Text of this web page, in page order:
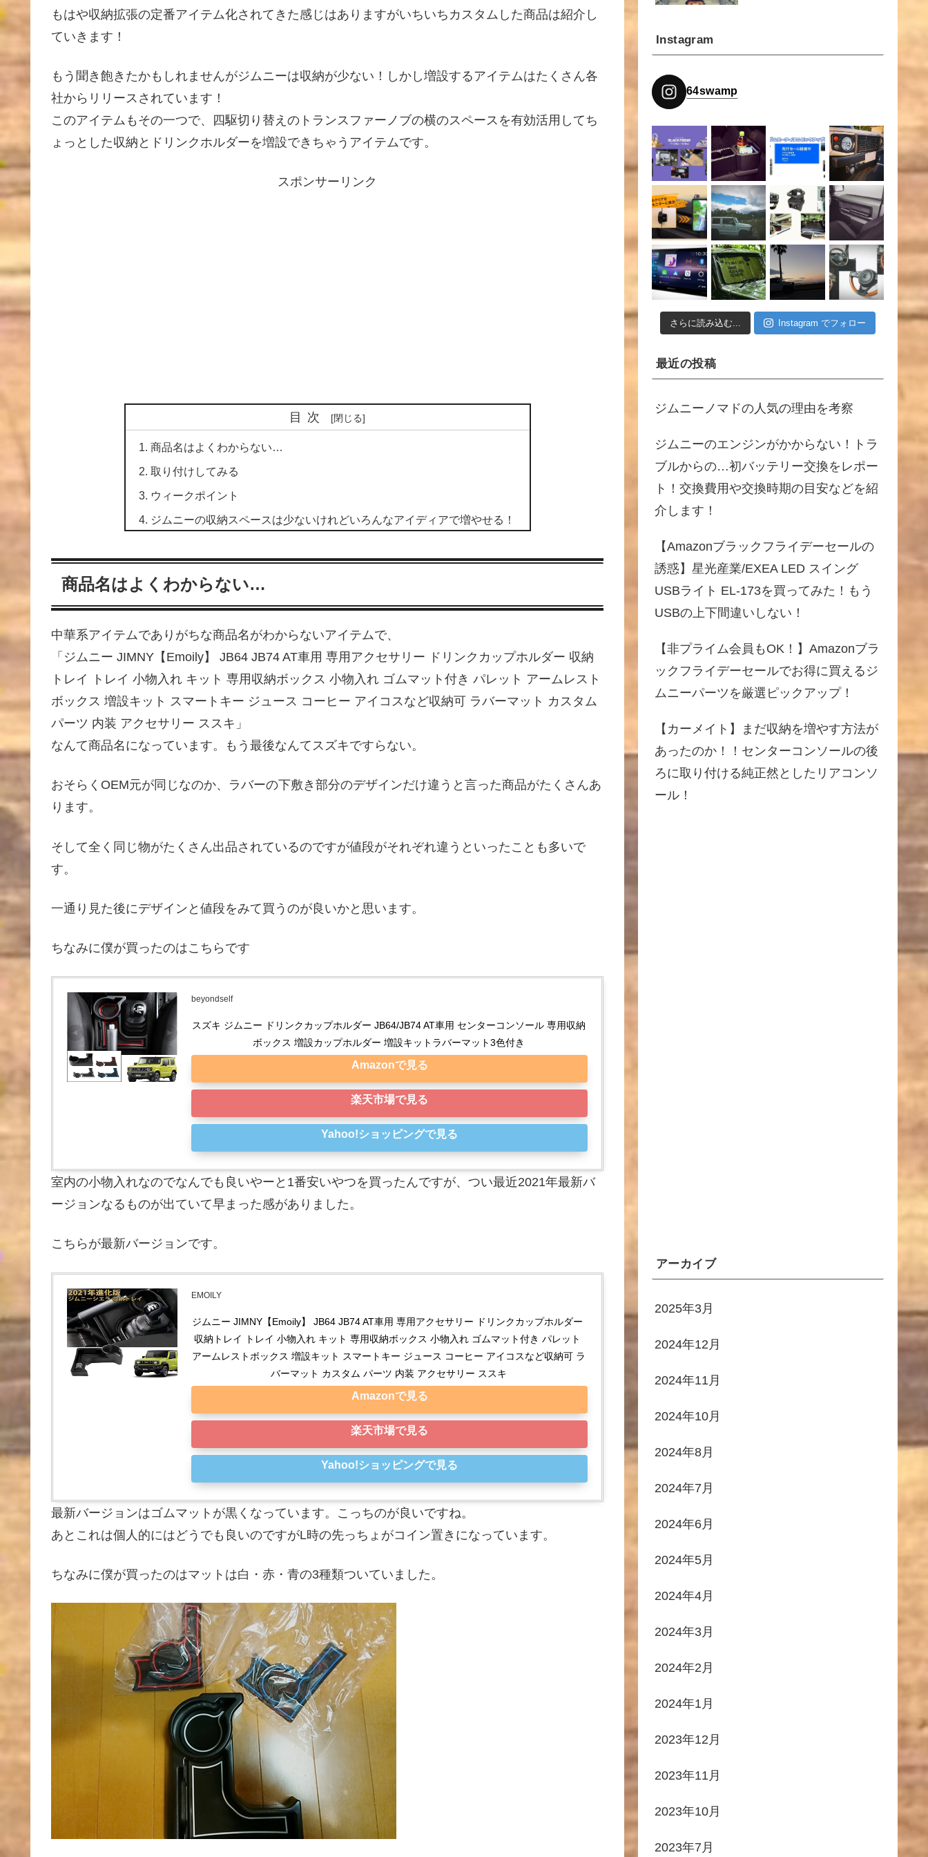
もはや収納拡張の定番アイテム化されてきた感じはありますがいちいちカスタムした商品は紹介し
ていきます！
もう聞き飽きたかもしれませんがジムニーは収納が少ない！しかし増設するアイテムはたくさん各
社からリリースされています！
このアイテムもその一つで、四駆切り替えのトランスファーノブの横のスペースを有効活用してち
ょっとした収納とドリンクホルダーを増設できちゃうアイテムです。
スポンサーリンク
目次
商品名はよくわからない…
取り付けしてみる
ウィークポイント
ジムニーの収納スペースは少ないけれどいろんなアイディアで増やせる！
商品名はよくわからない…
中華系アイテムでありがちな商品名がわからないアイテムで、
「ジムニー JIMNY【Emoily】 JB64 JB74 AT車用 専用アクセサリー ドリンクカップホルダー 収納
トレイ トレイ 小物入れ キット 専用収納ボックス 小物入れ ゴムマット付き パレット アームレスト
ボックス 増設キット スマートキー ジュース コーヒー アイコスなど収納可 ラバーマット カスタム
パーツ 内装 アクセサリー ススキ」
なんて商品名になっています。もう最後なんてスズキですらない。
おそらくOEM元が同じなのか、ラバーの下敷き部分のデザインだけ違うと言った商品がたくさんあ
ります。
そして全く同じ物がたくさん出品されているのですが値段がそれぞれ違うといったことも多いで
す。
一通り見た後にデザインと値段をみて買うのが良いかと思います。
ちなみに僕が買ったのはこちらです
beyondself
スズキ ジムニー ドリンクカップホルダー JB64/JB74 AT車用 センターコンソール 専用収納
ボックス 増設カップホルダー 増設キットラバーマット3色付き
Amazonで見る
楽天市場で見る
Yahoo!ショッピングで見る
室内の小物入れなのでなんでも良いやーと1番安いやつを買ったんですが、つい最近2021年最新バ
ージョンなるものが出ていて早まった感がありました。
こちらが最新バージョンです。
EMOILY
ジムニー JIMNY【Emoily】 JB64 JB74 AT車用 専用アクセサリー ドリンクカップホルダー
収納トレイ トレイ 小物入れ キット 専用収納ボックス 小物入れ ゴムマット付き パレット
アームレストボックス 増設キット スマートキー ジュース コーヒー アイコスなど収納可 ラ
バーマット カスタム パーツ 内装 アクセサリー ススキ
Amazonで見る
楽天市場で見る
Yahoo!ショッピングで見る
最新バージョンはゴムマットが黒くなっています。こっちのが良いですね。
あとこれは個人的にはどうでも良いのですがL時の先っちょがコイン置きになっています。
ちなみに僕が買ったのはマットは白・赤・青の3種類ついていました。
Instagram
64swamp
さらに読み込む... Instagram でフォロー
最近の投稿
ジムニーノマドの人気の理由を考察
ジムニーのエンジンがかからない！トラ
ブルからの…初バッテリー交換をレポー
ト！交換費用や交換時期の目安などを紹
介します！
【Amazonブラックフライデーセールの
誘惑】星光産業/EXEA LED スイング
USBライト EL-173を買ってみた！もう
USBの上下間違いしない！
【非プライム会員もOK！】Amazonブラ
ックフライデーセールでお得に買えるジ
ムニーパーツを厳選ピックアップ！
【カーメイト】まだ収納を増やす方法が
あったのか！！センターコンソールの後
ろに取り付ける純正然としたリアコンソ
ール！
アーカイブ
2025年3月
2024年12月
2024年11月
2024年10月
2024年8月
2024年7月
2024年6月
2024年5月
2024年4月
2024年3月
2024年2月
2024年1月
2023年12月
2023年11月
2023年10月
2023年7月